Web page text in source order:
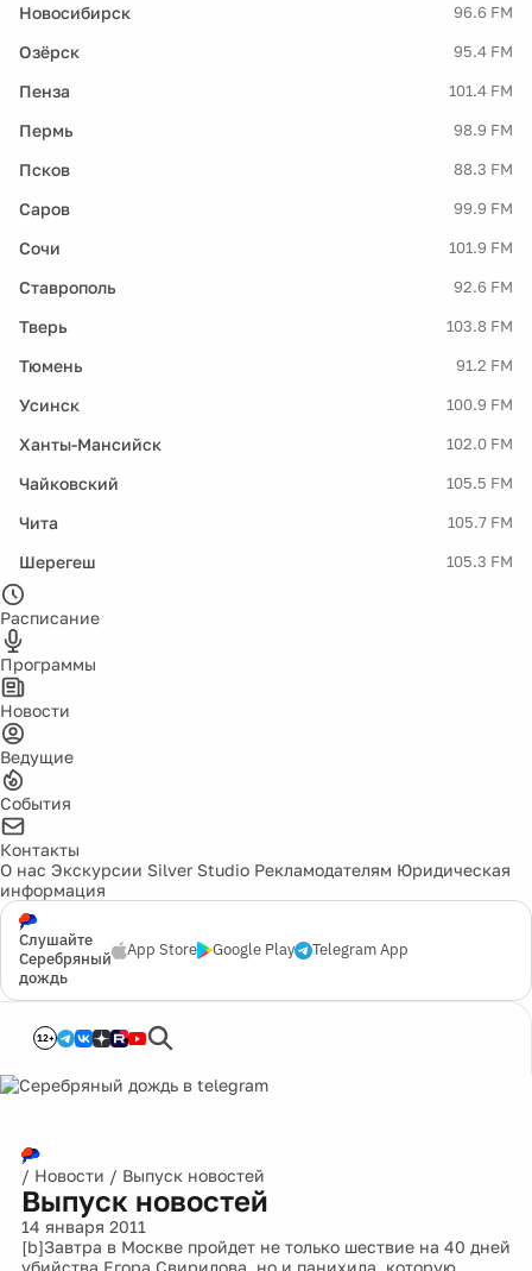
Новосибирск 96.6 FM
Озёрск 95.4 FM
Пенза 101.4 FM
Пермь 98.9 FM
Псков 88.3 FM
Саров 99.9 FM
Сочи 101.9 FM
Ставрополь 92.6 FM
Тверь 103.8 FM
Тюмень 91.2 FM
Усинск 100.9 FM
Ханты-Мансийск 102.0 FM
Чайковский 105.5 FM
Чита 105.7 FM
Шерегеш 105.3 FM
Расписание
Программы
Новости
Ведущие
События
Контакты
О нас Экскурсии Silver Studio Рекламодателям Юридическая
информация
Слушайте
Серебряный
дождь
App Store Google Play Telegram App
12+
/ Новости / Выпуск новостей
Выпуск новостей
14 января 2011
[b]Завтра в Москве пройдет не только шествие на 40 дней